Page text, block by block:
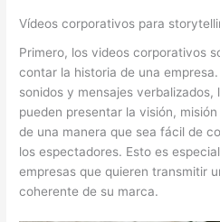
Vídeos corporativos para
Primero, los videos corporativos
contar la historia de una
sonidos y mensajes
pueden presentar la visión,
de una manera que sea fácil de
los espectadores. Esto es
empresas que quieren transmitir
coherente de su marca.